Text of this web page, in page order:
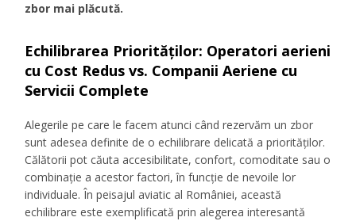
zbor mai plăcută.
Echilibrarea Priorităților: Operatori aerieni
cu Cost Redus vs. Companii Aeriene cu
Servicii Complete
Alegerile pe care le facem atunci când rezervăm un zbor
sunt adesea definite de o echilibrare delicată a priorităților.
Călătorii pot căuta accesibilitate, confort, comoditate sau o
combinație a acestor factori, în funcție de nevoile lor
individuale. În peisajul aviatic al României, această
echilibrare este exemplificată prin alegerea interesantă